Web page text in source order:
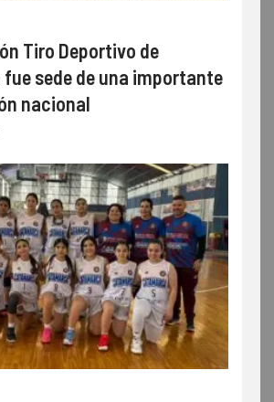
Tiro Deportivo de
sede de una importante
nacional